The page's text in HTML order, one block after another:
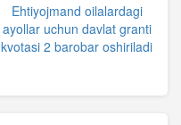
Ehtiyojmand oilalardagi
ayollar uchun davlat granti
kvotasi 2 barobar oshiriladi